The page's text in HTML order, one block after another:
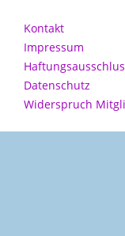
Kontakt
Impressum
Datenschutz
Widerspruch